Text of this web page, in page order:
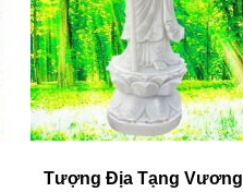
Tượng Địa Tạng Vương